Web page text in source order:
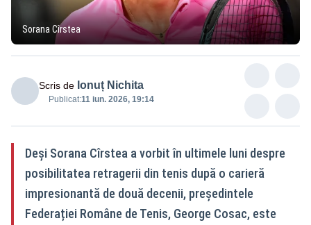
Sorana Cîrstea
Scris de Ionuț Nichita
Publicat:11 iun. 2026, 19:14
Deși Sorana Cîrstea a vorbit în ultimele luni despre
posibilitatea retragerii din tenis după o carieră
impresionantă de două decenii, președintele
Federației Române de Tenis, George Cosac, este